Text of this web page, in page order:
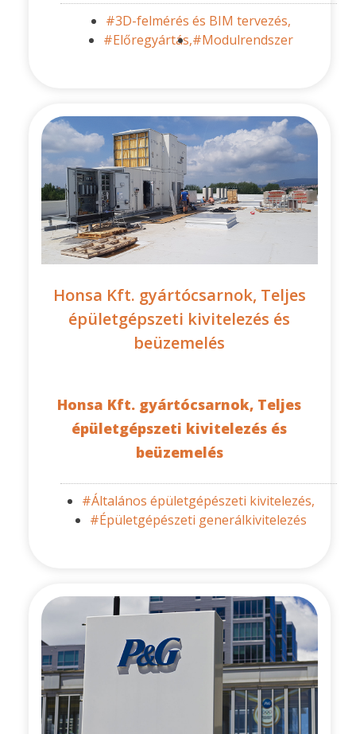
#3D-felmérés és BIM tervezés,
#Előregyártás,#Modulrendszer
Honsa Kft. gyártócsarnok, Teljes
épületgépszeti kivitelezés és
beüzemelés
Honsa Kft. gyártócsarnok, Teljes
épületgépszeti kivitelezés és
beüzemelés
#Általános épületgépészeti kivitelezés,
#Épületgépészeti generálkivitelezés